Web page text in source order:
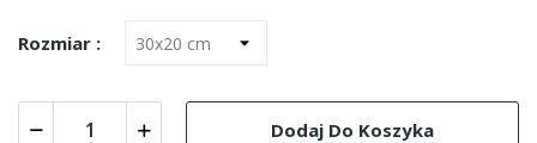
Rozmiar :
Dodaj Do Koszyka